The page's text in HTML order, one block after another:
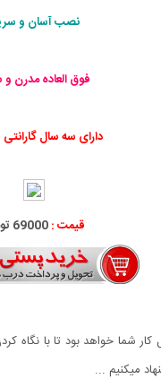
نصب آسان و
فوق العاده مدرن
دارای سه سال
قیمت :69000 تومان
شما خواهد بود تا با نگاه